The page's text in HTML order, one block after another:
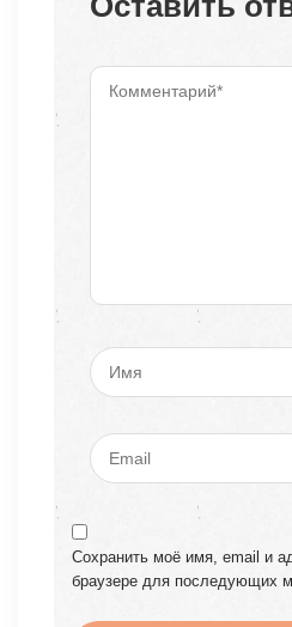
Сохранить моё имя, email и
браузере для последующих